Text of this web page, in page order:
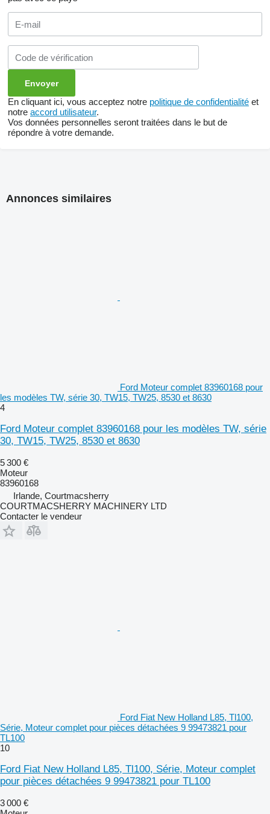
En cliquant ici, vous acceptez notre politique de confidentialité et
notre accord utilisateur.
Vos données personnelles seront traitées dans le but de
répondre à votre demande.
Annonces similaires
Ford Moteur complet 83960168 pour
les modèles TW, série 30, TW15, TW25, 8530 et 8630
4
Ford Moteur complet 83960168 pour les modèles TW, série
30, TW15, TW25, 8530 et 8630
5 300 €
Moteur
83960168
Irlande, Courtmacsherry
COURTMACSHERRY MACHINERY LTD
Contacter le vendeur
Ford Fiat New Holland L85, Tl100,
Série, Moteur complet pour pièces détachées 9 99473821 pour
TL100
10
Ford Fiat New Holland L85, Tl100, Série, Moteur complet
pour pièces détachées 9 99473821 pour TL100
3 000 €